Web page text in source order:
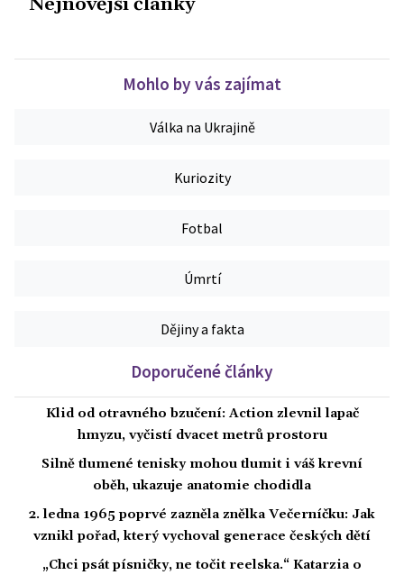
Mohlo by vás zajímat
Válka na Ukrajině
Kuriozity
Fotbal
Úmrtí
Dějiny a fakta
Doporučené články
Klid od otravného bzučení: Action zlevnil lapač
hmyzu, vyčistí dvacet metrů prostoru
Silně tlumené tenisky mohou tlumit i váš krevní
oběh, ukazuje anatomie chodidla
2. ledna 1965 poprvé zazněla znělka Večerníčku: Jak
vznikl pořad, který vychoval generace českých dětí
„Chci psát písničky, ne točit reelska.“ Katarzia o